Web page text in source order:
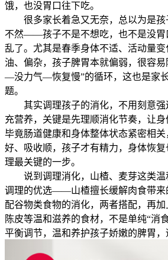
饿，也没胃口往下吃。
很多家长着急又无奈，总以为是
不然——孩子不是不想吃，也不是没胃
乱了。尤其是春季身体不适、活动量
油、偏杂，孩子脾胃本就偏弱，很容
—没力气—恢复慢”的循环，这也是家
题。
其实调理孩子的消化，不用刻意
充营养，关键是先理顺消化节奏，让身
毕竟肠道健康和身体整体状态紧密相
好、吸收顺，孩子才有精力，身体恢
理最关键的一步。
说到调理消化，山楂、麦芽这类
调理的优选——山楂擅长缓解肉食带来
配谷物类食物的消化，两者搭配，再加
陈皮等温和滋养的食材，不是单纯“消
平衡调节，温和养护孩子娇嫩的脾胃，